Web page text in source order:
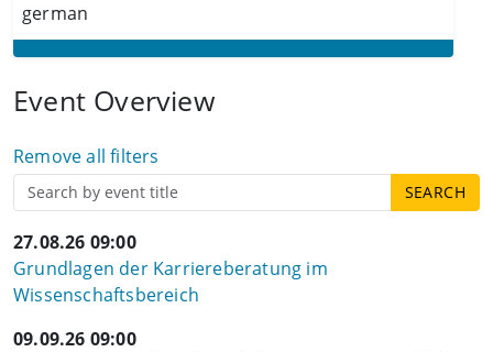
german
Event Overview
Remove all filters
27.08.26 09:00
Grundlagen der Karriereberatung im
Wissenschaftsbereich
09.09.26 09:00